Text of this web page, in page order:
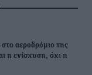
αεροδρόμιο της
η ενίσχυση, όχι η